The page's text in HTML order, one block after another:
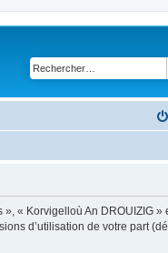
« Korvigelloù An DROUIZIG »
d’utilisation de votre part